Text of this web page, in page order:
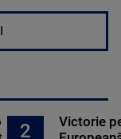
2
Victorie